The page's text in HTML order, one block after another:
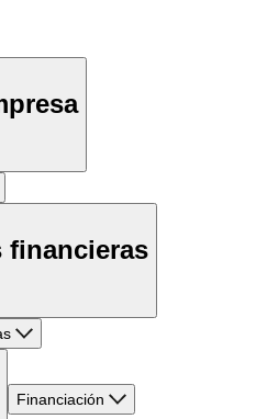
financieras
Financiación